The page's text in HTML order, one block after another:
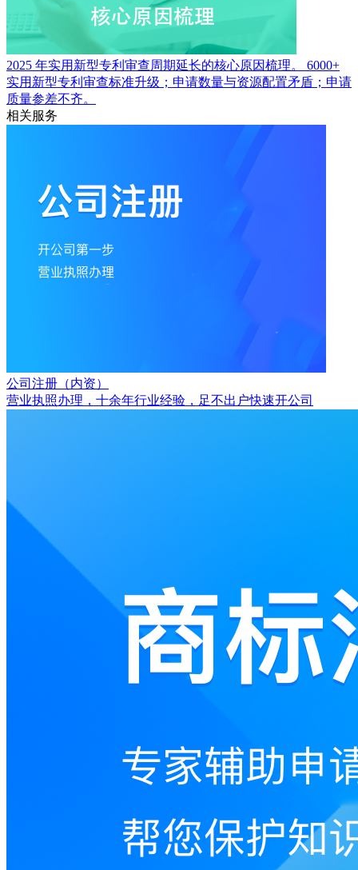
2025 年实用新型专利审查周期延长的核心原因梳理。
6000+
实用新型专利审查标准升级；申请数量与资源配置矛盾；申请
质量参差不齐。
相关服务
公司注册（内资）
营业执照办理，十余年行业经验，足不出户快速开公司